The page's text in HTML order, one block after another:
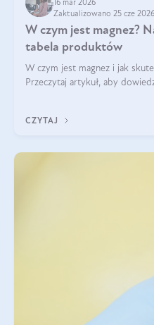
16 mar 2026
Zaktualizowano 25 cze 2026
W czym jest magnez?
tabela produktów
W czym jest magnez i jak
Przeczytaj artykuł, aby
CZYTAJ